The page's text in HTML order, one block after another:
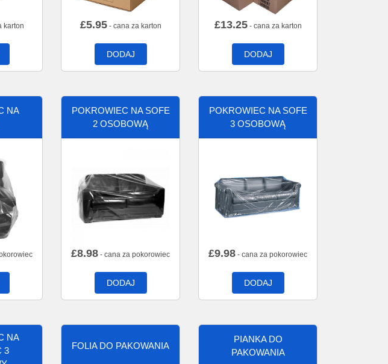
karton £5.95- cana za karton
DODAJ
£13.25- cana za karton
DODAJ
NA
POKROWIEC NA SOFE
2 OSOBOWĄ
£8.98 - cana za pokorowiec
DODAJ
POKROWIEC NA SOFE
3 OSOBOWĄ
£9.98 - cana za pokorowiec
DODAJ
NA
3
FOLIA DO PAKOWANIA
PIANKA DO
PAKOWANIA